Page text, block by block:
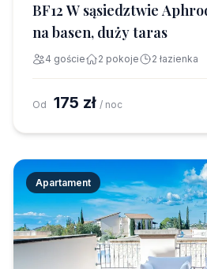
BF12 W sąsiedztwie
na basen, duży taras
4 goście 2 pokoje 2 łazienka
Od 175 zł / noc
Apartament